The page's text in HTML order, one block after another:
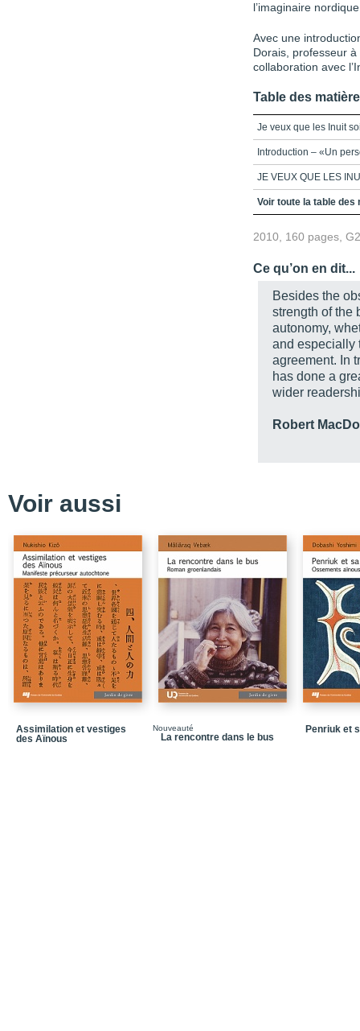
l’imaginaire
Avec une
Dorais, professeur
collaboration avec
Table des
Je veux que les Inuit
Introduction – «Un
JE VEUX QUE LES
Première partie
Quatrième partie
Cinquième partie
Chronologie
Bibliographie et
Table des matières
Voir toute la table des
2010, 160 pages,
Ce qu’on en dit...
Besides the
strength of the
autonomy,
and especially
agreement. In
has done a
wider
Robert
Voir aussi
Assimilation et vestiges
des Aïnous
Nouveauté
La rencontre dans le bus
Penriuk et